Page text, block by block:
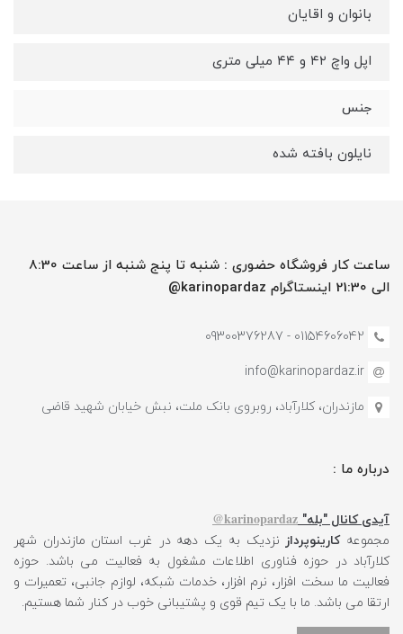
بانوان و اقایان
اپل واچ ۴۲ و ۴۴ میلی متری
جنس
نایلون بافته شده
ساعت کار فروشگاه حضوری : شنبه تا پنج شنبه از ساعت 8:30
الی 21:30 اینستاگرام karinopardaz@
01154606042 - 09300376287
info@karinopardaz.ir
مازندران، کلارآباد، روبروی بانک ملت، نبش خیابان شهید قاضی
درباره ما :
آیدی کانال "بله" karinopardaz@
مجموعهکارینوپرداز نزدیک به یک دهه در غرب استان مازندران شهر
کلارآباد در حوزه فناوری اطلاعات مشغول به فعالیت می باشد. حوزه
فعالیت ما سخت افزار، نرم افزار، خدمات شبکه، لوازم جانبی، تعمیرات و
ارتقا می باشد. ما با یک تیم قوی و پشتیبانی خوب در کنار شما هستیم.